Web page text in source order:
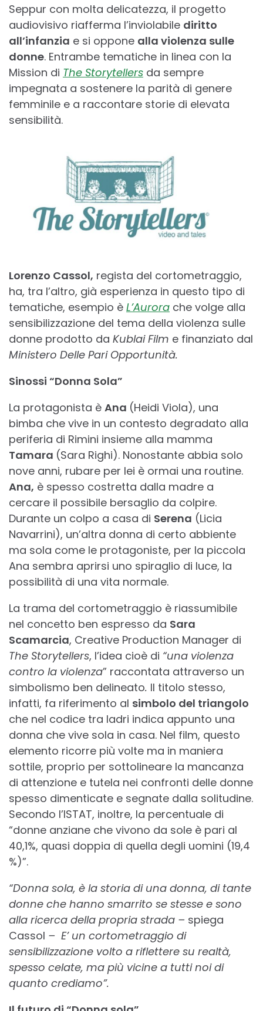
Seppur con molta delicatezza, il progetto
audiovisivo riafferma l’inviolabile diritto
all’infanzia e si oppone alla violenza sulle
donne. Entrambe tematiche in linea con la
Mission di The Storytellers da sempre
impegnata a sostenere la parità di genere
femminile e a raccontare storie di elevata
sensibilità.
Lorenzo Cassol, regista del cortometraggio,
ha, tra l’altro, già esperienza in questo tipo di
tematiche, esempio è L’Aurora che volge alla
sensibilizzazione del tema della violenza sulle
donne prodotto da Kublai Film e finanziato dal
Ministero Delle Pari Opportunità.
Sinossi “Donna Sola”
La protagonista è Ana (Heidi Viola), una
bimba che vive in un contesto degradato alla
periferia di Rimini insieme alla mamma
Tamara (Sara Righi). Nonostante abbia solo
nove anni, rubare per lei è ormai una routine.
Ana, è spesso costretta dalla madre a
cercare il possibile bersaglio da colpire.
Durante un colpo a casa di Serena (Licia
Navarrini), un’altra donna di certo abbiente
ma sola come le protagoniste, per la piccola
Ana sembra aprirsi uno spiraglio di luce, la
possibilità di una vita normale.
La trama del cortometraggio è riassumibile
nel concetto ben espresso da Sara
Scamarcia, Creative Production Manager di
The Storytellers, l’idea cioè di “una violenza
contro la violenza” raccontata attraverso un
simbolismo ben delineato. Il titolo stesso,
infatti, fa riferimento al simbolo del triangolo
che nel codice tra ladri indica appunto una
donna che vive sola in casa. Nel film, questo
elemento ricorre più volte ma in maniera
sottile, proprio per sottolineare la mancanza
di attenzione e tutela nei confronti delle donne
spesso dimenticate e segnate dalla solitudine.
Secondo l’ISTAT, inoltre, la percentuale di
“donne anziane che vivono da sole è pari al
40,1%, quasi doppia di quella degli uomini (19,4
%)”.
“Donna sola, è la storia di una donna, di tante
donne che hanno smarrito se stesse e sono
alla ricerca della propria strada – spiega
Cassol – E’ un cortometraggio di
sensibilizzazione volto a riflettere su realtà,
spesso celate, ma più vicine a tutti noi di
quanto crediamo”.